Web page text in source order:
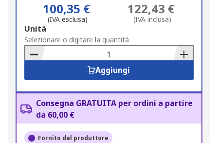
100,35 €
(IVA esclusa)
122,43 €
(IVA inclusa)
Add
to
Basket
Unità
Selezionare o digitare la quantità
Aggiungi
Consegna GRATUITA per ordini a partire
da 60,00 €
Fornito dal produttore